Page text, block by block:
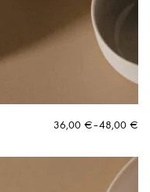
36,00 €–48,00 €
Hintaluokka:
-